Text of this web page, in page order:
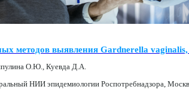
методов выявления Gardnerella
О.Ю., Куевда Д.А.
НИИ эпидемиологии Роспотребнадзора,